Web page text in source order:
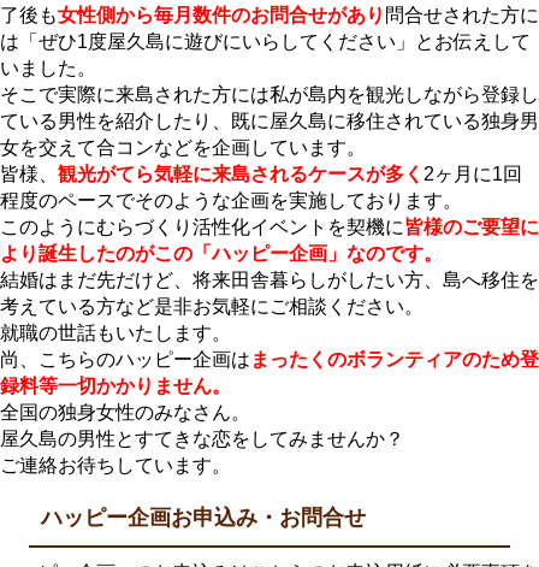
了後も女性側から毎月数件のお問合せがあり 問合せされた方に
は「ぜひ1度屋久島に遊びにいらしてください」とお伝えして
いました。
そこで実際に来島された方には私が島内を観光しながら登録し
ている男性を紹介したり、既に屋久島に移住されている独身男
女を交えて合コンなどを企画しています。
皆様、 観光がてら気軽に来島されるケースが多く 2ヶ月に1回
程度のペースでそのような企画を実施しております。
このようにむらづくり活性化イベントを契機に皆様のご要望に
より誕生したのがこの「ハッピー企画」なのです。
結婚はまだ先だけど、将来田舎暮らしがしたい方、島へ移住を
考えている方など是非お気軽にご相談ください。
就職の世話もいたします。
尚、こちらのハッピー企画は まったくのボランティアのため登
録料等一切かかりません。
全国の独身女性のみなさん。
屋久島の男性とすてきな恋をしてみませんか？
ご連絡お待ちしています。
ハッピー企画お申込み・お問合せ